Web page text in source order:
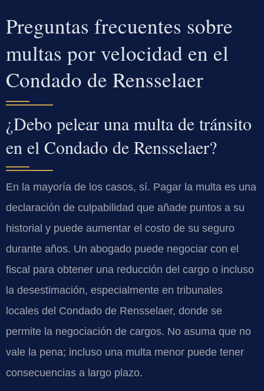
Preguntas frecuentes sobre
multas por velocidad en el
Condado de Rensselaer
¿Debo pelear una multa de tránsito
en el Condado de Rensselaer?
En la mayoría de los casos, sí. Pagar la multa es una
declaración de culpabilidad que añade puntos a su
historial y puede aumentar el costo de su seguro
durante años. Un abogado puede negociar con el
fiscal para obtener una reducción del cargo o incluso
la desestimación, especialmente en tribunales
locales del Condado de Rensselaer, donde se
permite la negociación de cargos. No asuma que no
vale la pena; incluso una multa menor puede tener
consecuencias a largo plazo.